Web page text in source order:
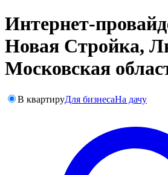
Интернет-
Новая Стройка,
Московская
В квартируДля бизнесаНа дачу